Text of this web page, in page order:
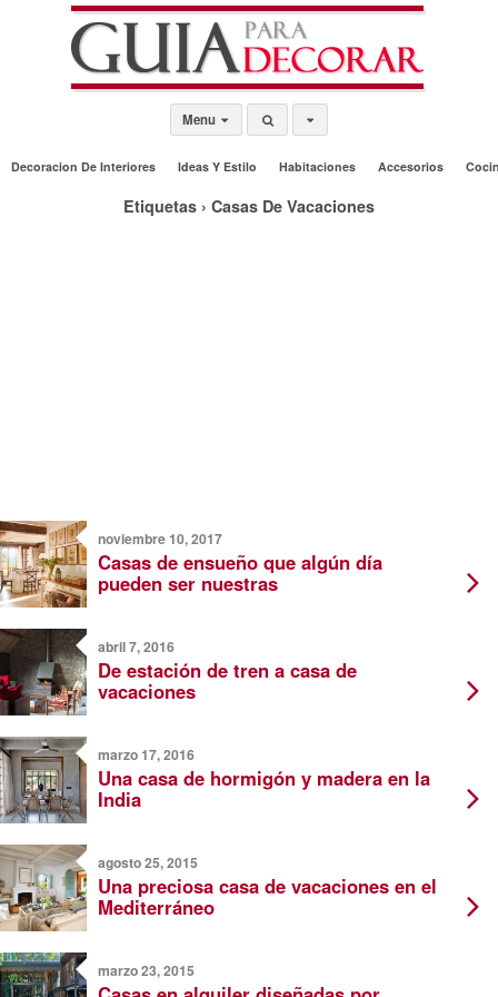
Menu
Decoracion De Interiores Ideas Y Estilo Habitaciones Accesorios
Etiquetas › Casas De Vacaciones
noviembre 10, 2017
Casas de ensueño que algún día
pueden ser nuestras
abril 7, 2016
De estación de tren a casa de
vacaciones
marzo 17, 2016
Una casa de hormigón y madera en la
India
agosto 25, 2015
Una preciosa casa de vacaciones en el
Mediterráneo
marzo 23, 2015